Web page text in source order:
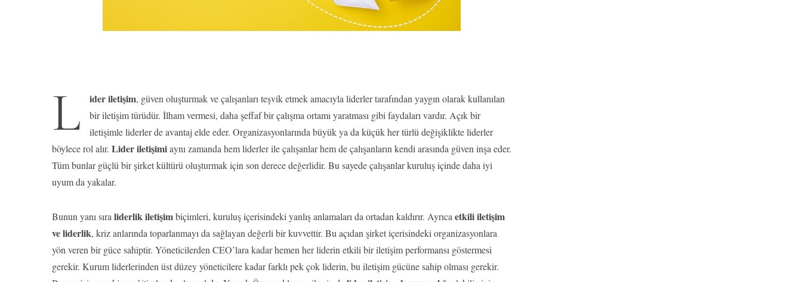
L ider iletişim, güven oluşturmak ve çalışanları teşvik etmek amacıyla liderler tarafından yaygın olarak kullanılan
bir iletişim türüdür. İlham vermesi, daha şeffaf bir çalışma ortamı yaratması gibi faydaları vardır. Açık bir
iletişimle liderler de avantaj elde eder. Organizasyonlarında büyük ya da küçük her türlü değişiklikte liderler
böylece rol alır. Lider iletişimiaynı zamanda hem liderler ile çalışanlar hem de çalışanların kendi arasında güven inşa eder.
Tüm bunlar güçlü bir şirket kültürü oluşturmak için son derece değerlidir. Bu sayede çalışanlar kuruluş içinde daha iyi
uyum da yakalar.
Bunun yanı sıra liderlik iletişimbiçimleri, kuruluş içerisindeki yanlış anlamaları da ortadan kaldırır. Ayrıca etkili iletişim
ve liderlik, kriz anlarında toparlanmayı da sağlayan değerli bir kuvvettir. Bu açıdan şirket içerisindeki organizasyonlara
yön veren bir güce sahiptir. Yöneticilerden CEO’lara kadar hemen her liderin etkili bir iletişim performansı göstermesi
gerekir. Kurum liderlerinden üst düzey yöneticilere kadar farklı pek çok liderin, bu iletişim gücüne sahip olması gerekir.